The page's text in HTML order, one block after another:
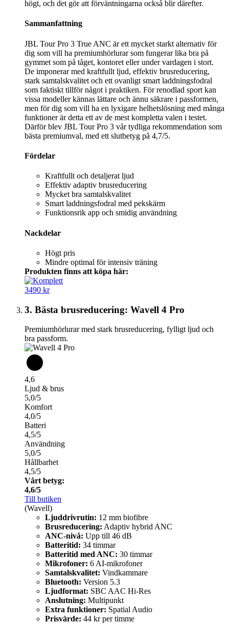
högt, och det gör att förväntningarna också blir därefter.
Sammanfattning
JBL Tour Pro 3 True ANC är ett mycket starkt alternativ för
dig som vill ha premiumhörlurar som fungerar lika bra på
gymmet som på tåget, kontoret eller under vardagen i stort.
De imponerar med kraftfullt ljud, effektiv brusreducering,
stark samtalskvalitet och ett ovanligt smart laddningsfodral
som faktiskt tillför något i praktiken. För renodlad sport kan
vissa modeller kännas lättare och ännu säkrare i passformen,
men för dig som vill ha en lyxigare helhetslösning med många
funktioner är detta ett av de mest kompletta valen i testet.
Därför blev JBL Tour Pro 3 vår tydliga rekommendation som
bästa premiumval, med ett slutbetyg på 4,7/5.
Fördelar
Kraftfullt och detaljerat ljud
Effektiv adaptiv brusreducering
Mycket bra samtalskvalitet
Smart laddningsfodral med pekskärm
Funktionsrik app och smidig användning
Nackdelar
Högt pris
Mindre optimal för intensiv träning
Produkten finns att köpa här:
3490 kr
3. Bästa brusreducering: Wavell 4 Pro
Premiumhörlurar med stark brusreducering, fylligt ljud och
bra passform.
4,6
Ljud & brus
5,0/5
Komfort
4,0/5
Batteri
4,5/5
Användning
5,0/5
Hållbarhet
4,5/5
Vårt betyg:
4,6/5
Till butiken
(Wavell)
Ljuddrivrutin: 12 mm biofibre
Brusreducering: Adaptiv hybrid ANC
ANC-nivå: Upp till 46 dB
Batteritid: 34 timmar
Batteritid med ANC: 30 timmar
Mikrofoner: 6 AI-mikrofoner
Samtalskvalitet: Vindkammare
Bluetooth: Version 5.3
Ljudformat: SBC AAC Hi-Res
Anslutning: Multipunkt
Extra funktioner: Spatial Audio
Prisvärde: 44 kr per timme